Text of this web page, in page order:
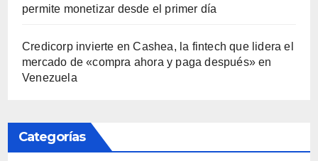
permite monetizar desde el primer día
Credicorp invierte en Cashea, la fintech que lidera el
mercado de «compra ahora y paga después» en
Venezuela
Categorías